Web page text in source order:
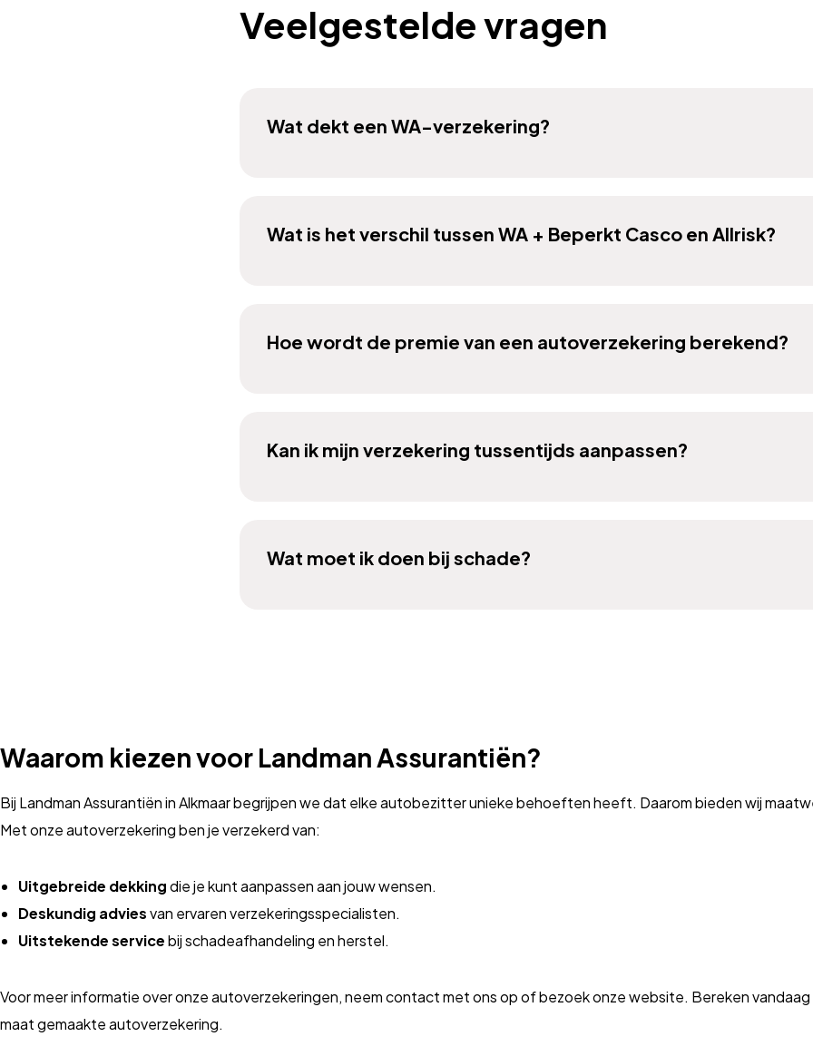
Veelgestelde vragen
Wat dekt een WA-verzekering?
Wat is het verschil tussen WA + Beperkt Casco en Allrisk?
Hoe wordt de premie van een autoverzekering berekend?
Kan ik mijn verzekering tussentijds aanpassen?
Wat moet ik doen bij schade?
Waarom kiezen voor Landman Assurantiën?
Bij Landman Assurantiën in Alkmaar begrijpen we dat elke autobezitter unieke behoeften heeft. Daarom bieden wij
Met onze autoverzekering ben je verzekerd van:
Uitgebreide dekkingdie je kunt aanpassen aan jouw wensen.
Deskundig adviesvan ervaren verzekeringsspecialisten.
Uitstekende servicebij schadeafhandeling en herstel.
Voor meer informatie over onze autoverzekeringen, neem contact met ons op of bezoek onze website. Bereken
maat gemaakte autoverzekering.